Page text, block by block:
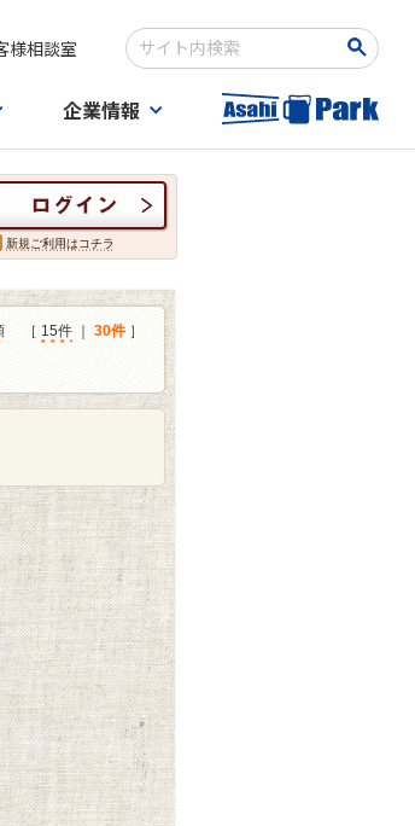
様相談室
検索キーワード入力
企業情報
新規ご利用はコチラ
［ 15件 30件 ］